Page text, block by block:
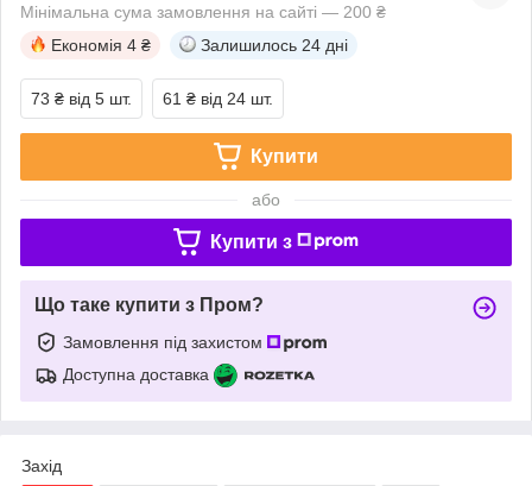
Мінімальна сума замовлення на сайті — 200 ₴
Економія 4 ₴ Залишилось 24 дні
73 ₴ від 5 шт. 61 ₴ від 24 шт.
Купити
або
Купити з
Що таке купити з Пром?
Замовлення під захистом
Доступна доставка
Захід